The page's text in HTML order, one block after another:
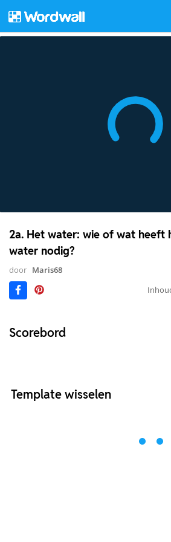
2a. Het water: wie of wat heeft
water nodig?
door Maris68
Scorebord
Template wisselen